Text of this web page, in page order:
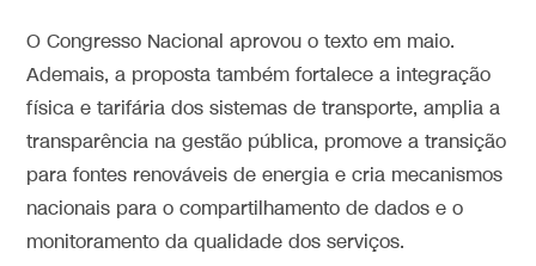
O Congresso Nacional aprovou o texto em maio.
Ademais, a proposta também fortalece a integração
física e tarifária dos sistemas de transporte, amplia a
transparência na gestão pública, promove a transição
para fontes renováveis de energia e cria mecanismos
nacionais para o compartilhamento de dados e o
monitoramento da qualidade dos serviços.